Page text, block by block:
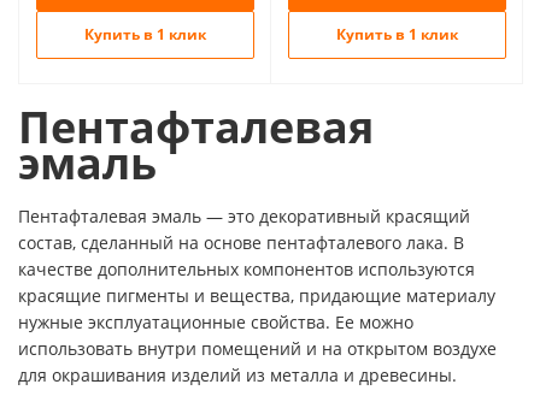
Купить в 1 клик Купить в 1 клик
Пентафталевая
эмаль
Пентафталевая эмаль — это декоративный красящий
состав, сделанный на основе пентафталевого лака. В
качестве дополнительных компонентов используются
красящие пигменты и вещества, придающие материалу
нужные эксплуатационные свойства. Ее можно
использовать внутри помещений и на открытом воздухе
для окрашивания изделий из металла и древесины.